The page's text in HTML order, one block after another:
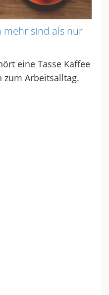
mehr sind als nur
eine Tasse Kaffee
zum Arbeitsalltag.